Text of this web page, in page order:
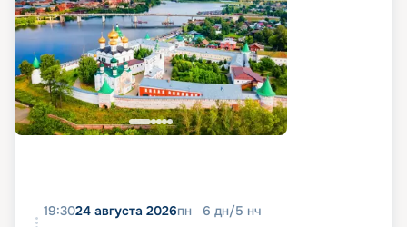
19:3024 августа 2026пн 6 дн/5 нч